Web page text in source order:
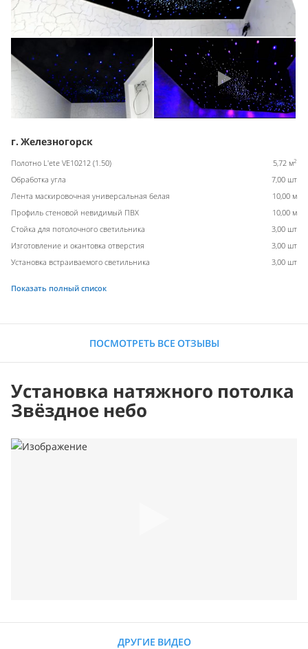
г. Железногорск
Полотно L'ete VE10212 (1.50) 5,72 м2
Обработка угла
7,00 шт
Лента маскировочная универсальная белая
10,00 м
Профиль стеновой невидимый ПВХ
10,00 м
Стойка для потолочного светильника
3,00 шт
Изготовление и окантовка отверстия
3,00 шт
Установка встраиваемого светильника
3,00 шт
Показать полный список
ПОСМОТРЕТЬ ВСЕ ОТЗЫВЫ
Установка натяжного потолка
Звёздное небо
ДРУГИЕ ВИДЕО